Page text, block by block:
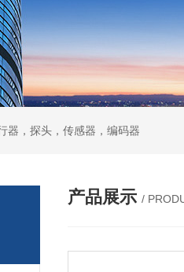
器，探头，传感器，编码器
产品展示 /